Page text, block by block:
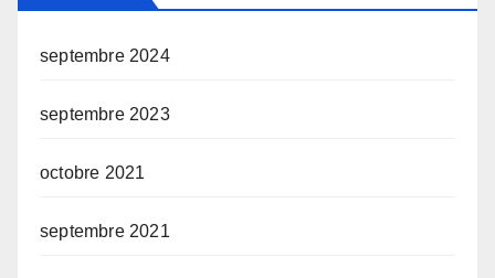
septembre 2024
septembre 2023
octobre 2021
septembre 2021